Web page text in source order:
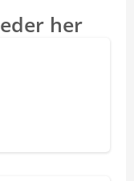
her